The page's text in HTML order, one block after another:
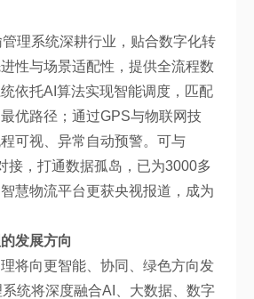
理系统深耕行业，贴合数字化转
性与场景适配性，提供全流程数
依托AI算法实现智能调度，匹配
优路径；通过GPS与物联网技
可视、异常自动预警。可与
接，打通数据孤岛，已为3000多
慧物流平台更获央视报道，成为
发展方向
将向更智能、协同、绿色方向发
统将深度融合AI、大数据、数字